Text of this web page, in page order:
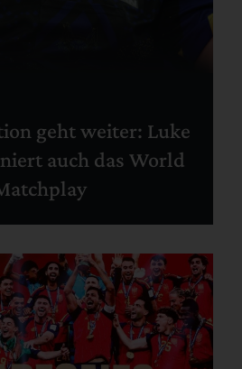
geht weiter: Luke
auch das World